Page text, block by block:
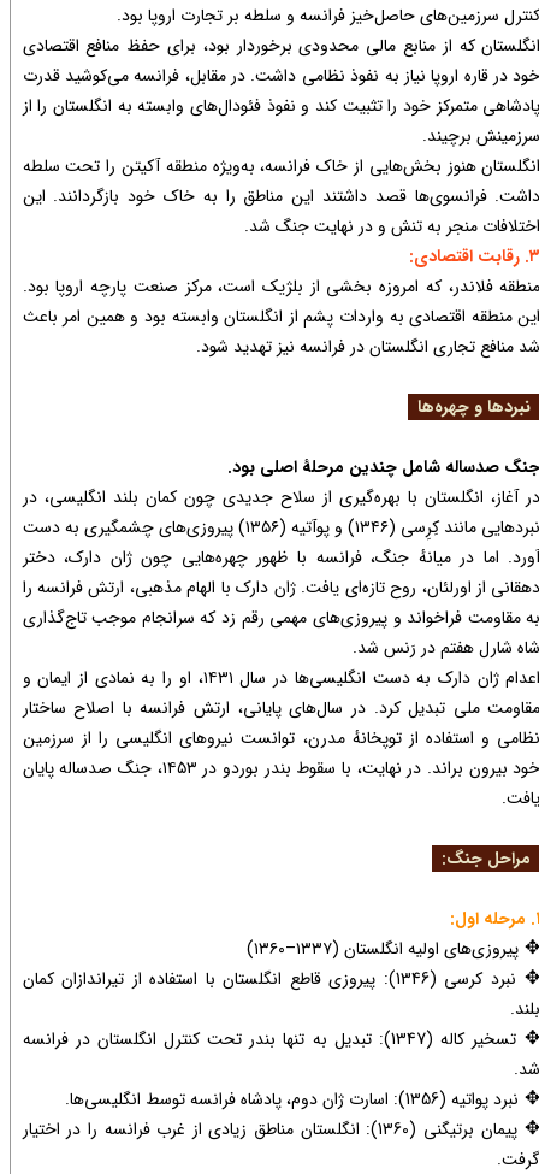
سرزمین‌های حاصل‌خیز فرانسه و سلطه بر تجارت اروپا بود.
که از منابع مالی محدودی برخوردار بود، برای حفظ منافع اقتصادی
در قاره اروپا نیاز به نفوذ نظامی داشت. در مقابل، فرانسه می‌کوشید قدرت
متمرکز خود را تثبیت کند و نفوذ فئودال‌های وابسته به انگلستان را از
برچیند.
هنوز بخش‌هایی از خاک فرانسه، به‌ویژه منطقه آکیتن را تحت سلطه
فرانسوی‌ها قصد داشتند این مناطق را به خاک خود بازگردانند. این
منجر به تنش و در نهایت جنگ شد.
فلاندر، که امروزه بخشی از بلژیک است، مرکز صنعت پارچه اروپا بود.
منطقه اقتصادی به واردات پشم از انگلستان وابسته بود و همین امر باعث
منافع تجاری انگلستان در فرانسه نیز تهدید شود.
و چهره‌ها
صدساله شامل چندین مرحلهٔ اصلی بود.
آغاز، انگلستان با بهره‌گیری از سلاح جدیدی چون کمان بلند انگلیسی، در
نبردهایی مانند کِرِسی (۱۳۴۶) و پوآتیه (۱۳۵۶) پیروزی‌های چشمگیری به دست
اما در میانهٔ جنگ، فرانسه با ظهور چهره‌هایی چون ژان دارک، دختر
از اورلئان، روح تازه‌ای یافت. ژان دارک با الهام مذهبی، ارتش فرانسه را
مقاومت فراخواند و پیروزی‌های مهمی رقم زد که سرانجام موجب تاج‌گذاری
شارل هفتم در رَنس شد.
اعدام ژان دارک به دست انگلیسی‌ها در سال ۱۴۳۱، او را به نمادی از ایمان و
ملی تبدیل کرد. در سال‌های پایانی، ارتش فرانسه با اصلاح ساختار
و استفاده از توپخانهٔ مدرن، توانست نیروهای انگلیسی را از سرزمین
خود بیرون براند. در نهایت، با سقوط بندر بوردو در ۱۴۵۳، جنگ صدساله پایان
جنگ:
اول:
پیروزی‌های اولیه انگلستان (۱۳۳۷–۱۳۶۰)
نبرد کرسی (1346): پیروزی قاطع انگلستان با استفاده از تیراندازان کمان
تسخیر کاله (1347): تبدیل به تنها بندر تحت کنترل انگلستان در فرانسه
نبرد پواتیه (1356): اسارت ژان دوم، پادشاه فرانسه توسط انگلیسی‌ها.
پیمان برتیگنی (1360): انگلستان مناطق زیادی از غرب فرانسه را در اختیار